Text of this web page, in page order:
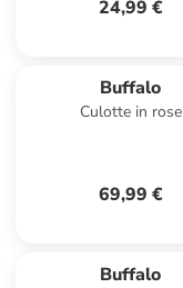
24,99 €
Buffalo
Culotte in rose
69,99 €
Buffalo